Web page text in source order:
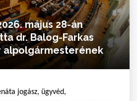
május 28-án
dr. Balog-Farkas
alpolgármesterének
jogász, ügyvéd,